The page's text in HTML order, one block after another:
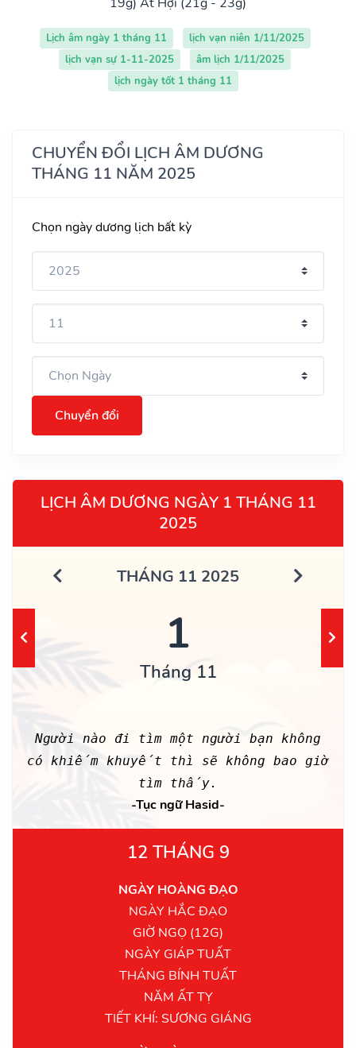
Lịch âm ngày 1 tháng 11
lịch vạn niên 1/11/2025
lịch vạn sự 1-11-2025
âm lịch 1/11/2025
lịch ngày tốt 1 tháng 11
CHUYỂN ĐỔI LỊCH ÂM DƯƠNG
THÁNG 11 NĂM 2025
Chọn ngày dương lịch bất kỳ
Chuyển đổi
LỊCH ÂM DƯƠNG NGÀY 1 THÁNG 11
2025
THÁNG 11 2025
1
Tháng 11
Người nào đi tìm một người bạn không
có khiếm khuyết thì sẽ không bao giờ
tìm thấy.
-Tục ngữ Hasid-
12 THÁNG 9
NGÀY HOÀNG ĐẠO
NGÀY HẮC ĐẠO
GIỜ NGỌ (12G)
NGÀY GIÁP TUẤT
THÁNG BÍNH TUẤT
NĂM ẤT TỴ
TIẾT KHÍ: SƯƠNG GIÁNG